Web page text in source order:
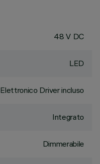
48 V DC
LED
Elettronico Driver incluso
Integrato
Dimmerabile